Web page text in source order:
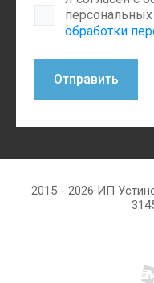
обработки
Отправить
2015 - 2026 ИП